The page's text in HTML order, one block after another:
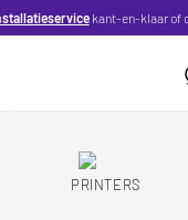
kant-en-klaar of
PRINTERS